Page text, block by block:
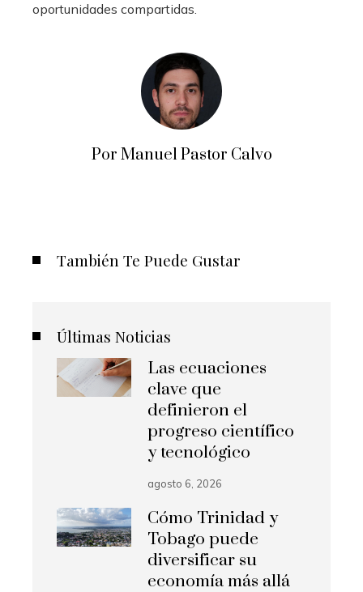
oportunidades compartidas.
Por Manuel Pastor Calvo
También Te Puede Gustar
Últimas Noticias
Las ecuaciones
clave que
definieron el
progreso científico
y tecnológico
agosto 6, 2026
Cómo Trinidad y
Tobago puede
diversificar su
economía más allá